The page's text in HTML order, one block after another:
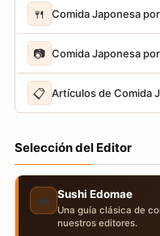
🍴 Comida Japonesa
📷 Comida Japonesa
📋 Artículos de Comida
Selección del Editor
🍣 Sushi Edomae
Una guía clásica de
nuestros editores.